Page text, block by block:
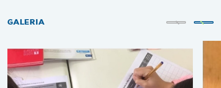
GALERIA